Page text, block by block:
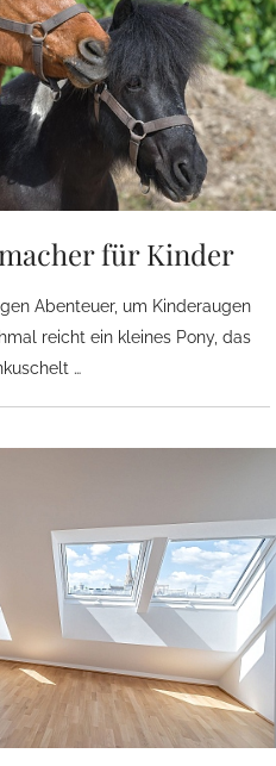
für Kinder
Abenteuer, um Kinderaugen
reicht ein kleines Pony, das
…